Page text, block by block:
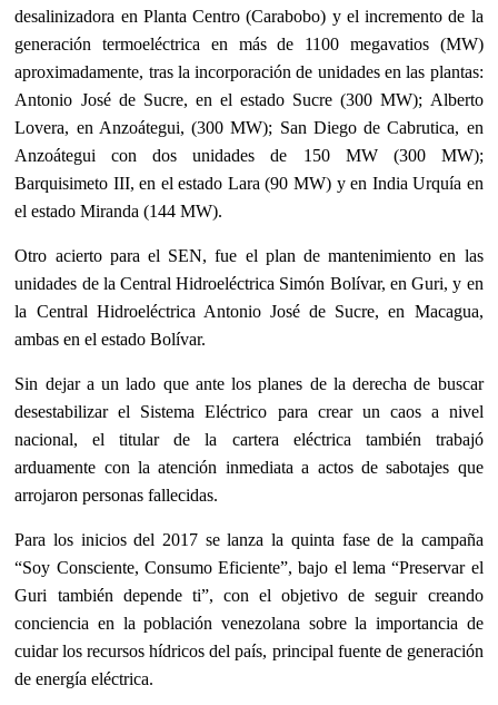
desalinizadora en Planta Centro (Carabobo) y el incremento de la
generación termoeléctrica en más de 1100 megavatios (MW)
aproximadamente, tras la incorporación de unidades en las plantas:
Antonio José de Sucre, en el estado Sucre (300 MW); Alberto
Lovera, en Anzoátegui, (300 MW); San Diego de Cabrutica, en
Anzoátegui con dos unidades de 150 MW (300 MW);
Barquisimeto III, en el estado Lara (90 MW) y en India Urquía en
el estado Miranda (144 MW).
Otro acierto para el SEN, fue el plan de mantenimientoen las
unidades de la Central Hidroeléctrica Simón Bolívar, en Guri, y en
la Central Hidroeléctrica Antonio José de Sucre, en Macagua,
ambas en el estado Bolívar.
Sin dejar a un lado que ante los planes de la derecha de buscar
desestabilizar el Sistema Eléctrico para crear un caos a nivel
nacional, el titular de la cartera eléctrica también trabajó
arduamente con la atención inmediata a actos de sabotajes que
arrojaron personas fallecidas.
Para los inicios del 2017 se lanza la quinta fase de la campaña
“Soy Consciente, Consumo Eficiente”, bajo el lema “Preservar el
Guri también depende ti”, con el objetivo de seguir creando
conciencia en la población venezolana sobre la importancia de
cuidar los recursos hídricos del país, principal fuente de generación
de energía eléctrica.